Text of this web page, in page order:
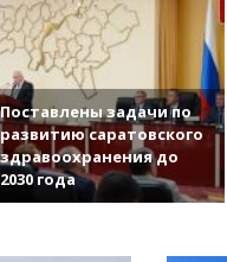
Поставлены задачи по
развитию саратовского
здравоохранения до
2030 года